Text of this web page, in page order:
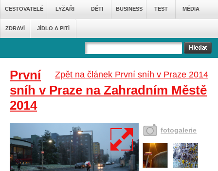
CESTOVATELÉ LYŽAŘI DĚTI BUSINESS TEST MÉDIA
ZDRAVÍ JÍDLO A PITÍ
Zpět na článek První sníh v Praze 2014
První
sníh v Praze na Zahradním Městě
2014
fotogalerie